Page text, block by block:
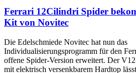
Ferrari 12Cilindri Spider
Kit von Novitec
Die Edelschmiede Novitec hat nun das
Individualisierungsprogramm für den
offene Spider-Version erweitert. Der
mit elektrisch versenkbarem Hardtop